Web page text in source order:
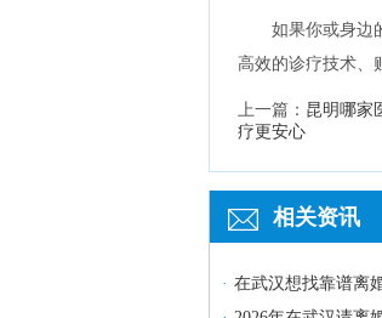
如果你或身边
高效的诊疗技术、
上一篇： 昆明哪家
疗更安心
相关资讯
· 在武汉想找靠谱离